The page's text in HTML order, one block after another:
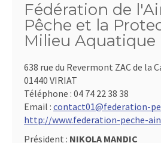
Fédération de
Pêche et la
Milieu Aquatique
638 rue du Revermont ZAC de la
01440 VIRIAT
Téléphone : 04 74 22 38 38
Email : contact01@federation-
http://www.federation-peche-
Président : NIKOLA MANDIC